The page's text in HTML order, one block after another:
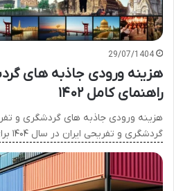
29/07/1404
هزینه ورودی جاذبه های
راهنمای کامل ۱۴۰۲
هزینه ورودی جاذبه های گردشگری و
گردشگری و تفریحی ایران در سال ۱۴۰۴ برای هر…